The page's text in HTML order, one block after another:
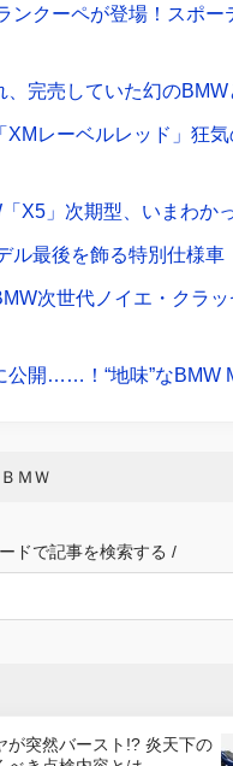
ンクーペが登場！スポ
完売していた幻の
レーベルレッド」狂
X5」次期型、いまわか
ル最後を飾る特別仕様
次世代ノイエ・クラ
公開……！“地味”なBMW
ＭＷ
ドで記事を検索する /
が突然バースト!? 炎天下の